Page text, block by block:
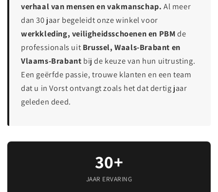
verhaal van mensen en vakmanschap. Al meer
dan 30 jaar begeleidt onze winkel voor
werkkleding, veiligheidsschoenen en PBMde
professionals uitBrussel, Waals-Brabant en
Vlaams-Brabant bij de keuze van hun uitrusting.
Een geërfde passie, trouwe klanten en een team
dat u in Vorst ontvangt zoals het dat dertig jaar
geleden deed.
30+
JAAR ERVARING